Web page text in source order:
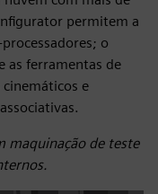
permitem a
o
as ferramentas de
e
maquinação de teste